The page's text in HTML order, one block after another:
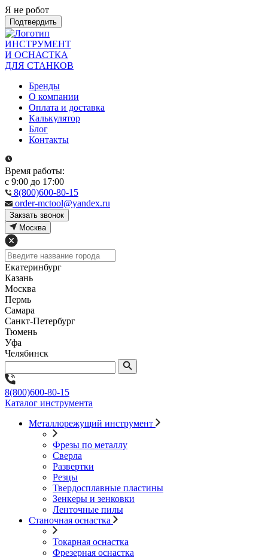
Я не робот
Подтвердить
ИНСТРУМЕНТ
И ОСНАСТКА
ДЛЯ СТАНКОВ
Бренды
О компании
Оплата и доставка
Калькулятор
Блог
Контакты
Время работы:
с 9:00 до 17:00
8(800)600-80-15
order-mctool@yandex.ru
Закзать звонок
Москва
Екатеринбург
Казань
Москва
Пермь
Самара
Санкт-Петербург
Тюмень
Уфа
Челябинск
8(800)600-80-15
Каталог инструмента
Металлорежущий инструмент
Фрезы по металлу
Сверла
Развертки
Резцы
Твердосплавные пластины
Зенкеры и зенковки
Ленточные пилы
Станочная оснастка
Токарная оснастка
Фрезерная оснастка